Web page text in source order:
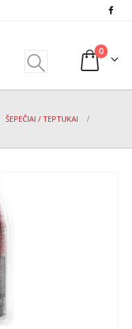
0
ŠEPEČIAI / TEPTUKAI